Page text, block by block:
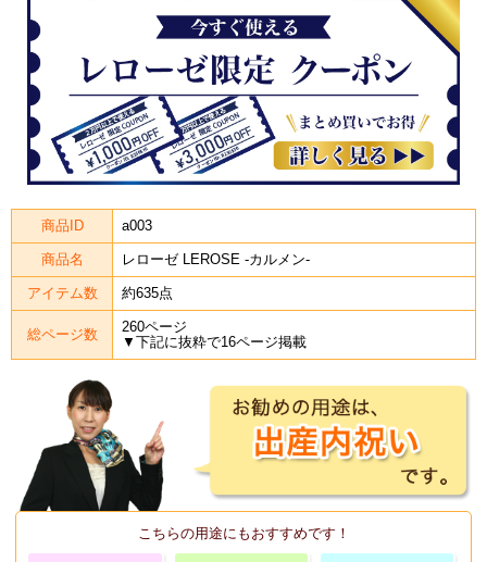
商品ID a003
商品名 レローゼ LEROSE -カルメン-
アイテム数 約635点
総ページ数
260ページ
▼下記に抜粋で16ページ掲載
こちらの用途にもおすすめです！